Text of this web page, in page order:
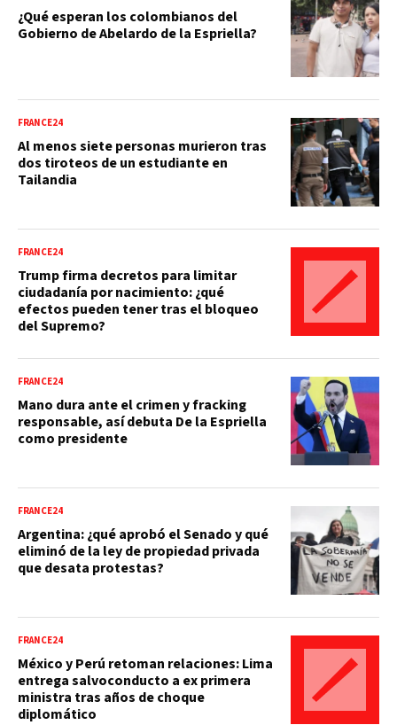
¿Qué esperan los colombianos del
Gobierno de Abelardo de la Espriella?
FRANCE24
Al menos siete personas murieron tras
dos tiroteos de un estudiante en
Tailandia
FRANCE24
Trump firma decretos para limitar
ciudadanía por nacimiento: ¿qué
efectos pueden tener tras el bloqueo
del Supremo?
FRANCE24
Mano dura ante el crimen y fracking
responsable, así debuta De la Espriella
como presidente
FRANCE24
Argentina: ¿qué aprobó el Senado y qué
eliminó de la ley de propiedad privada
que desata protestas?
FRANCE24
México y Perú retoman relaciones: Lima
entrega salvoconducto a ex primera
ministra tras años de choque
diplomático